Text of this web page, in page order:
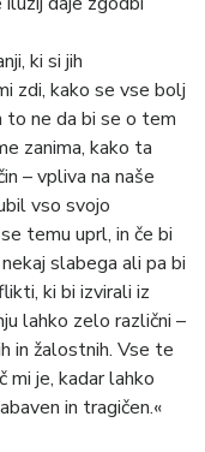
ki si jih
zdi, kako se vse bolj
to ne da bi se o tem
zanima, kako ta
– vpliva na naše
vso svojo
temu uprl, in če bi
slabega ali pa bi
ki bi izvirali iz
lahko zelo različni –
in žalostnih. Vse te
je, kadar lahko
in tragičen.«